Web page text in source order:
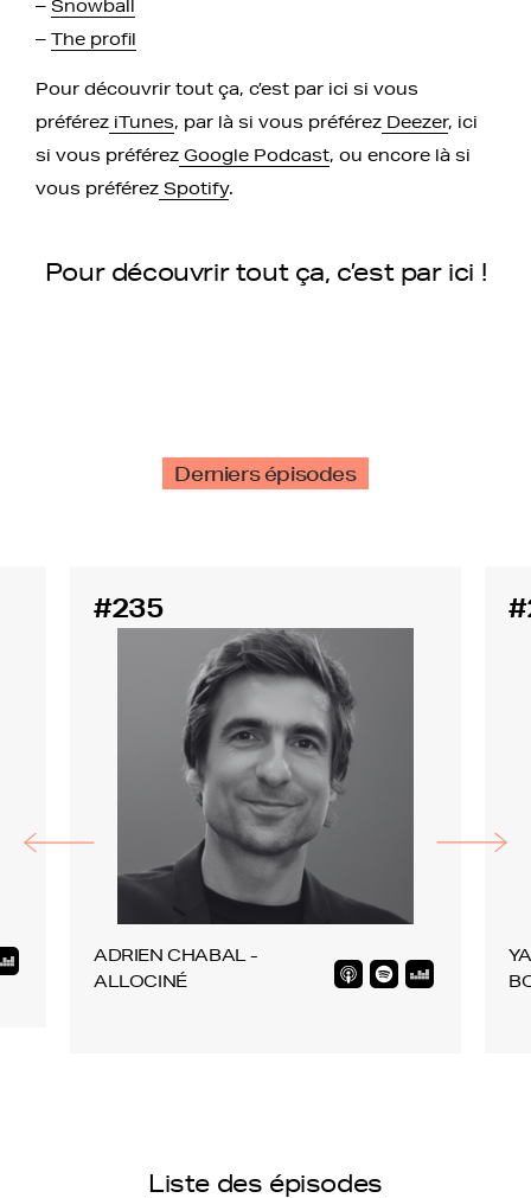
– Snowball
– The profil
Pour découvrir tout ça, c’est par ici si vous
préférez iTunes, par là si vous préférez Deezer, ici
si vous préférez Google Podcast, ou encore là si
vous préférez Spotify.
Pour découvrir tout ça, c’est par ici !
Derniers épisodes
#235
ADRIEN CHABAL -
ALLOCINÉ
Liste des épisodes